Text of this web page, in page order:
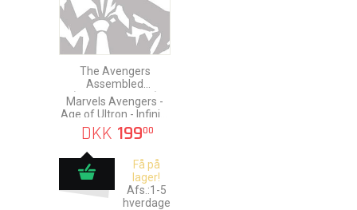
The Avengers
Assembled
(Avengers 1 to 4)
Marvels Avengers -
Age of Ultron - Infinity
War - Endgame
DKK 19900
Få på
lager!
Afs.:1-5
hverdage